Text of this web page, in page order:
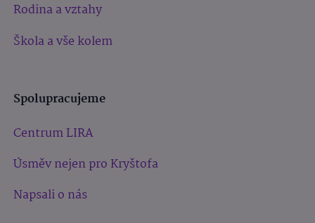
Rodina a vztahy
Škola a vše kolem
Spolupracujeme
Centrum LIRA
Úsměv nejen pro Kryštofa
Napsali o nás